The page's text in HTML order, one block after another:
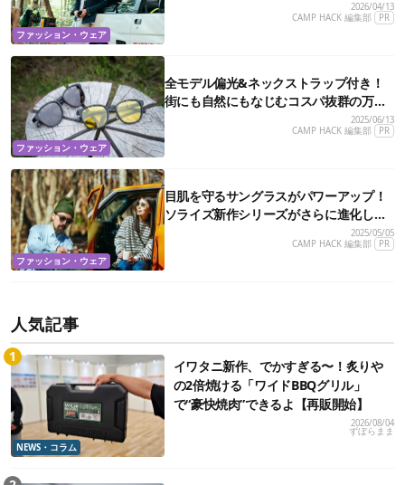
ファッション・ウェア
グラスがすごかった
2026/04/13
CAMP HACK 編集部
PR
ファッション・ウェア
全モデル偏光&ネックストラップ付き！
街にも自然にもなじむコスパ抜群の万能
サングラスを見つけたぞ
2025/06/13
CAMP HACK 編集部
PR
ファッション・ウェア
目肌を守るサングラスがパワーアップ！
ソライズ新作シリーズがさらに進化して
2025/05/05
CAMP HACK 編集部
PR
人気記事
NEWS・コラム
イワタニ新作、でかすぎる〜！炙りや
の2倍焼ける「ワイドBBQグリル」
で“豪快焼肉”できるよ【再販開始】
2026/08/04
ずぼらまま